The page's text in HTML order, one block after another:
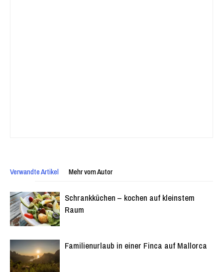
Verwandte Artikel Mehr vom Autor
Schrankküchen – kochen auf kleinstem
Raum
Familienurlaub in einer Finca auf Mallorca